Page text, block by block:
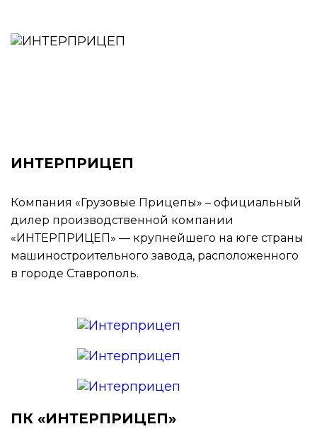
ИНТЕРПРИЦЕП
Компания «Грузовые Прицепы» – официальный
дилер производственной компании
«ИНТЕРПРИЦЕП» — крупнейшего на юге страны
машиностроительного завода, расположенного
в городе Ставрополь.
ПК «ИНТЕРПРИЦЕП»